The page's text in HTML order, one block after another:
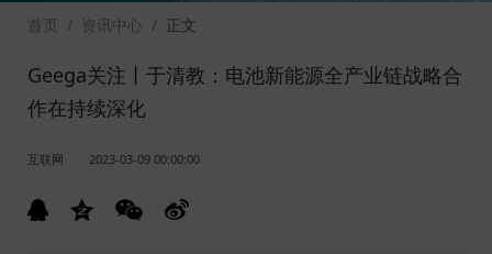
关于Geega
首页 / 资讯中心 / 正文
Geega关注丨于清教：电池新能源全产业链战略合
作在持续深化
互联网 2023-03-09 00:00:00